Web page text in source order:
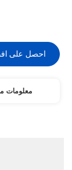
احصل على
معلومات